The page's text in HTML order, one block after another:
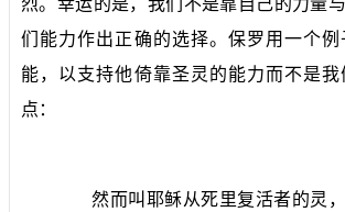
们能力作出正确的选择。保罗用一个
能，以支持他倚靠圣灵的能力而不是
点：
然而叫耶稣从死里复活者的灵